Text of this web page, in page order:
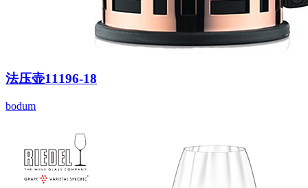
法压壶11196-18
bodum